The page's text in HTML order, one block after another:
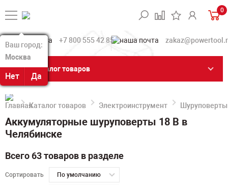
Ваш город:
Москва
Нет Да
Ваш город:
Москва
Нет Да
0
+7 800 555 42 85
Каталог товаров
Каталог товаров Электроинструмент Шуруповерты
Аккумуляторные шуруповерты 18 В в
Челябинске
Всего 63 товаров в разделе
Сортировать По умолчанию